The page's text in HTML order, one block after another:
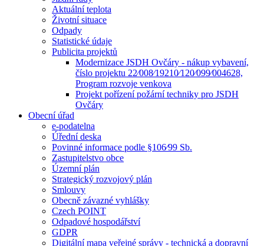
Aktuální teplota
Životní situace
Odpady
Statistické údaje
Publicita projektů
Modernizace JSDH Ovčáry - nákup vybavení,
číslo projektu 22⁄008⁄19210⁄120⁄099⁄004628,
Program rozvoje venkova
Projekt pořízení požární techniky pro JSDH
Ovčáry
Obecní úřad
e-podatelna
Úřední deska
Povinné informace podle §106⁄99 Sb.
Zastupitelstvo obce
Územní plán
Strategický rozvojový plán
Smlouvy
Obecně závazné vyhlášky
Czech POINT
Odpadové hospodářství
GDPR
Digitální mapa veřejné správy - technická a dopravní